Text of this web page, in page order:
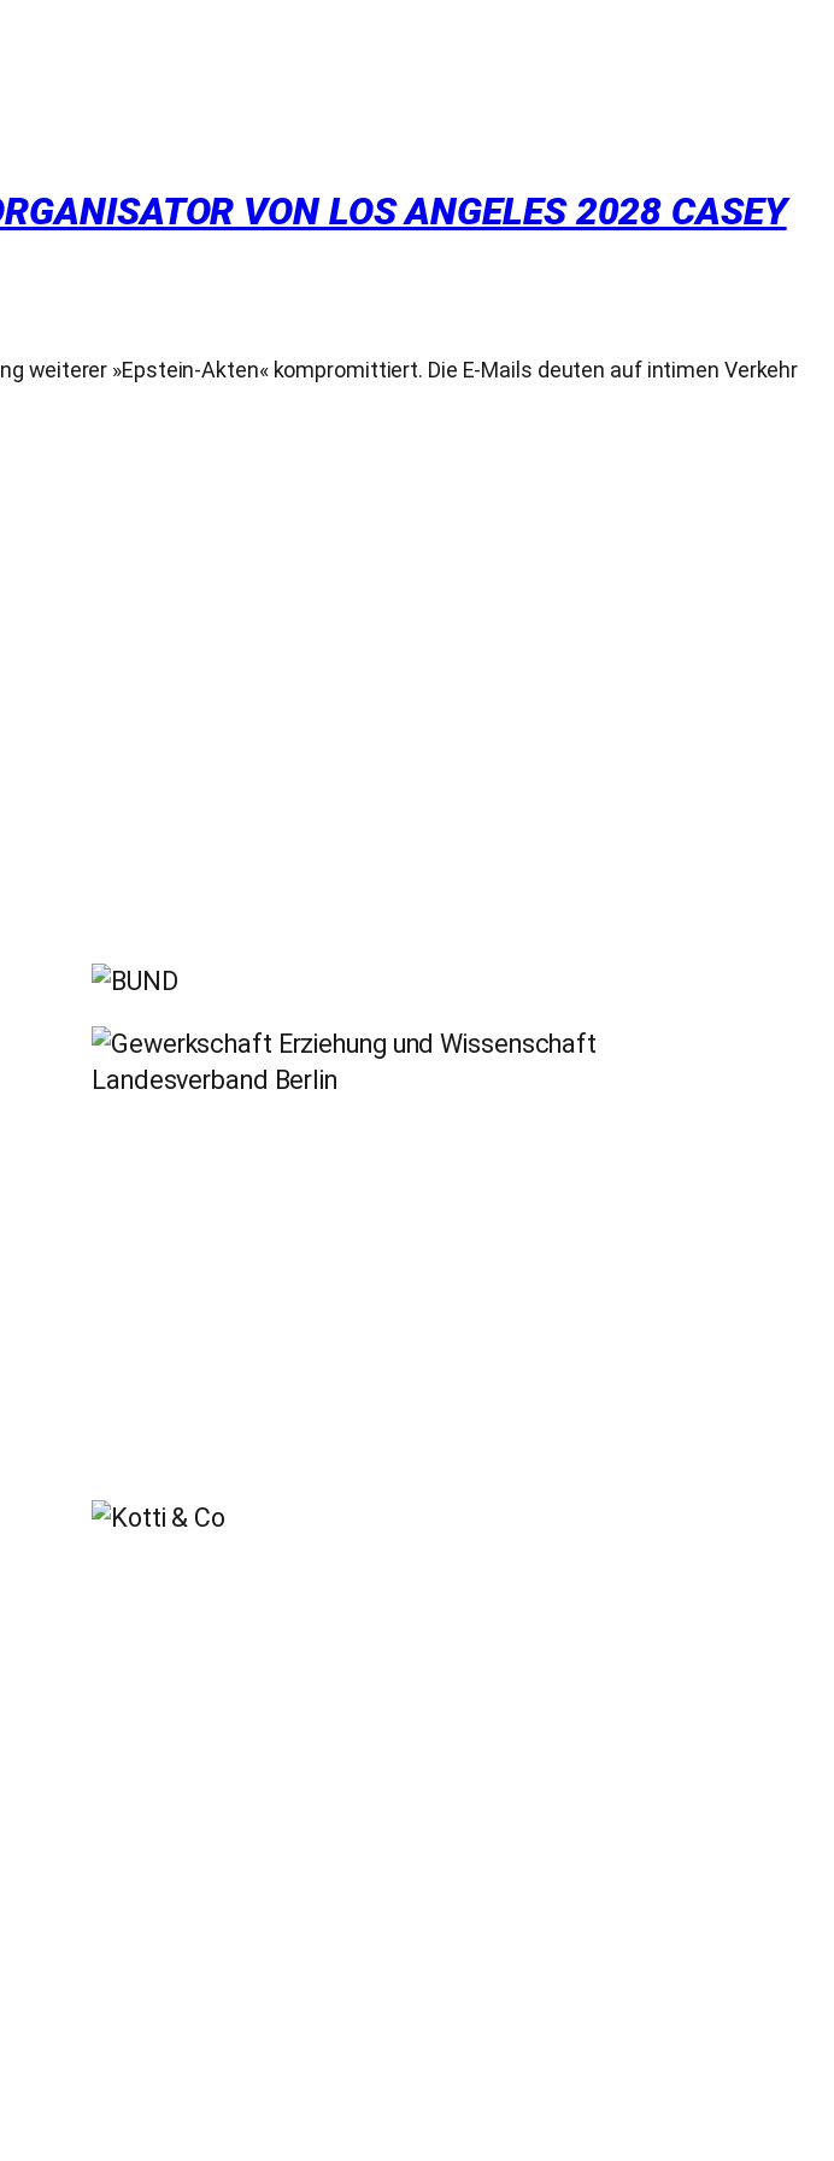
VON LOS ANGELES 2028 CASEY
weiterer »Epstein-Akten« kompromittiert. Die E-Mails deuten auf intimen Verkehr